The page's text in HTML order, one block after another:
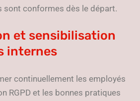
sont conformes dès le départ.
et sensibilisation
internes
continuellement les employés
RGPD et les bonnes pratiques